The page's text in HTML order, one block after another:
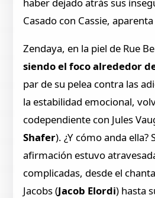
Casado con Cassie,
Zendaya, en la piel de Rue
siendo el foco alrededor
par de su pelea contra las
la estabilidad emocional,
codependiente con Jules
Shafer). ¿Y cómo anda ella?
afirmación estuvo
complicadas, desde el
Jacobs (Jacob Elordi) hasta